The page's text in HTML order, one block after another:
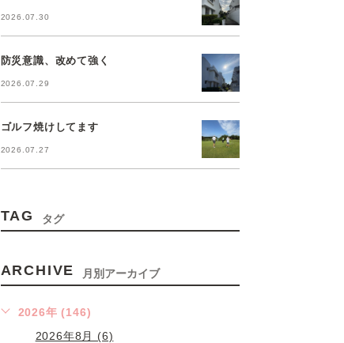
2026.07.30
防災意識、改めて強く
2026.07.29
ゴルフ焼けしてます
2026.07.27
TAG タグ
ARCHIVE 月別アーカイブ
2026年 (146)
2026年8月 (6)